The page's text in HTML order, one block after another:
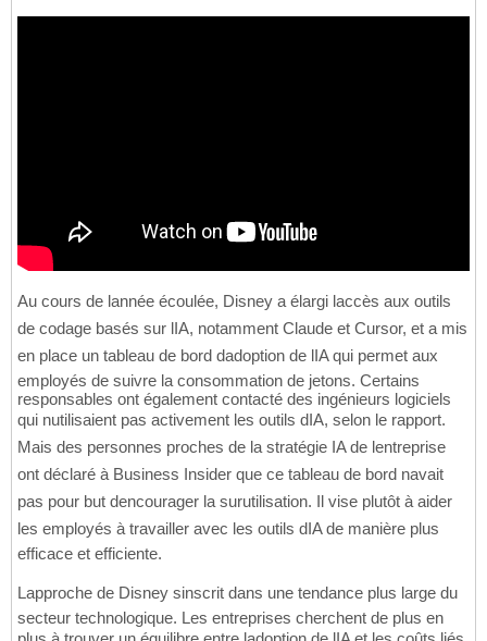
Au cours de lannée écoulée, Disney a élargi laccès aux outils
de codage basés sur lIA, notamment Claude et Cursor, et a mis
en place un tableau de bord dadoption de lIA qui permet aux
employés de suivre la consommation de jetons. Certains
responsables ont également contacté des ingénieurs logiciels
qui nutilisaient pas activement les outils dIA, selon le rapport.
Mais des personnes proches de la stratégie IA de lentreprise
ont déclaré à Business Insider que ce tableau de bord navait
pas pour but dencourager la surutilisation. Il vise plutôt à aider
les employés à travailler avec les outils dIA de manière plus
efficace et efficiente.
Lapproche de Disney sinscrit dans une tendance plus large du
secteur technologique. Les entreprises cherchent de plus en